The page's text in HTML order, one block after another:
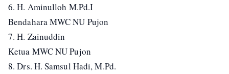
6. H. Aminulloh M.Pd.I
Bendahara MWC NU Pujon
7. H. Zainuddin
Ketua MWC NU Pujon
8. Drs. H. Samsul Hadi, M.Pd.